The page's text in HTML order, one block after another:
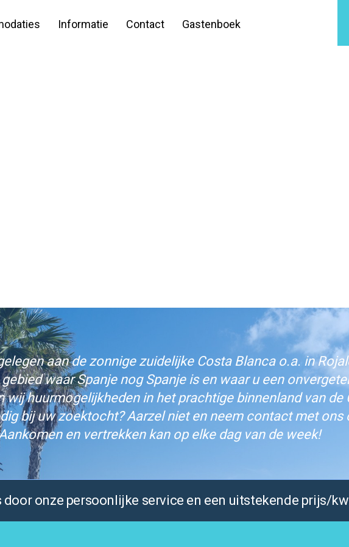
Informatie Contact Gastenboek
aan de zonnige zuidelijke Costa Blanca o.a. in
waar Spanje nog Spanje is en waar u een
wij huurmogelijkheden in het prachtige binnenland van de
bij uw zoektocht? Aarzel niet en neem contact met ons
en vertrekken kan op elke dag van de week!
onze persoonlijke service en een uitstekende prijs/